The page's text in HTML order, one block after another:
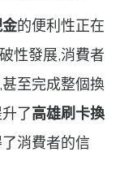
的便利性正在
性發展,消費者
至完成整個換
了高雄刷卡換
消費者的信